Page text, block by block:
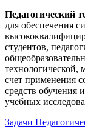
Педагогический
для обеспечения
студентов,
технологической,
счет применения
средств обучения
учебных
Задачи